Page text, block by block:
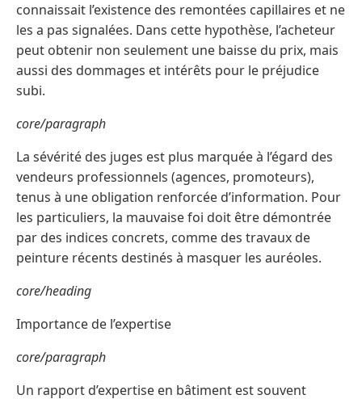
connaissait l’existence des remontées capillaires et ne
les a pas signalées. Dans cette hypothèse, l’acheteur
peut obtenir non seulement une baisse du prix, mais
aussi des dommages et intérêts pour le préjudice
subi.
core/paragraph
La sévérité des juges est plus marquée à l’égard des
vendeurs professionnels (agences, promoteurs),
tenus à une obligation renforcée d’information. Pour
les particuliers, la mauvaise foi doit être démontrée
par des indices concrets, comme des travaux de
peinture récents destinés à masquer les auréoles.
core/heading
Importance de l’expertise
core/paragraph
Un rapport d’expertise en bâtiment est souvent